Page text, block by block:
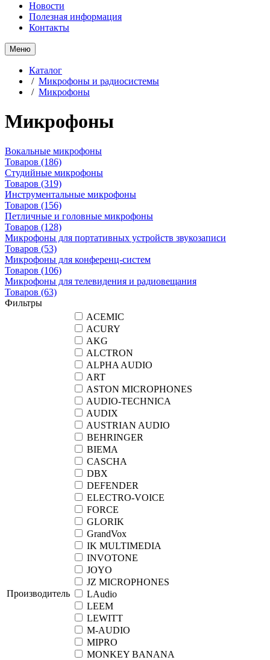
Новости
Полезная информация
Контакты
Меню
Каталог
/ Микрофоны и радиосистемы
/ Микрофоны
Микрофоны
Вокальные микрофоны
Товаров (186)
Студийные микрофоны
Товаров (319)
Инструментальные микрофоны
Товаров (156)
Петличные и головные микрофоны
Товаров (128)
Микрофоны для портативных устройств звукозаписи
Товаров (53)
Микрофоны для конференц-систем
Товаров (106)
Микрофоны для телевидения и радиовещания
Товаров (63)
Фильтры
Производитель
ACEMIC
ACURY
AKG
ALCTRON
ALPHA AUDIO
ART
ASTON MICROPHONES
AUDIO-TECHNICA
AUDIX
AUSTRIAN AUDIO
BEHRINGER
BIEMA
CASCHA
DBX
DEFENDER
ELECTRO-VOICE
FORCE
GLORIK
GrandVox
IK MULTIMEDIA
INVOTONE
JOYO
JZ MICROPHONES
LAudio
LEEM
LEWITT
M-AUDIO
MIPRO
MONKEY BANANA